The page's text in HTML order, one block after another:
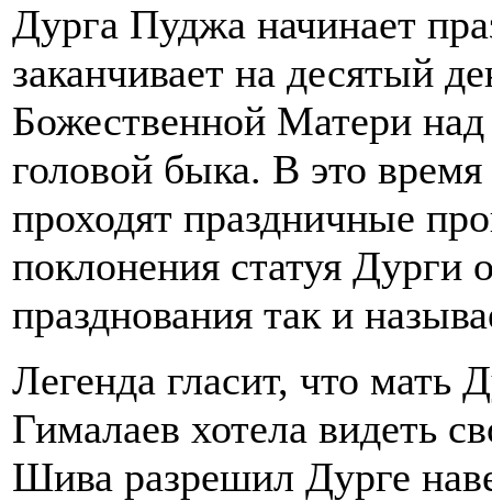
Дурга Пуджа начинает
заканчивает на десятый
Божественной Матери
головой быка. В это
проходят праздничные
поклонения статуя Дурги
празднования так и
Легенда гласит, что мать
Гималаев хотела видеть
Шива разрешил Дурге